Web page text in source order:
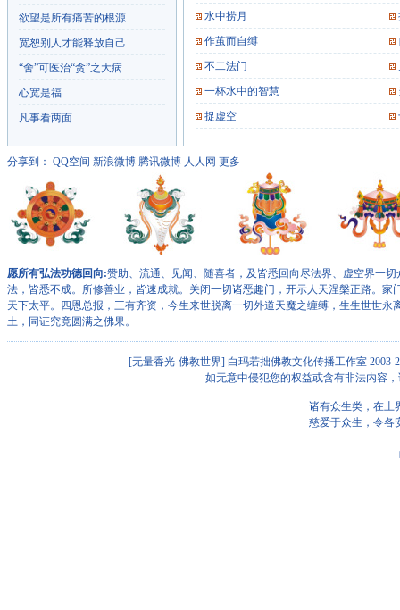
欲望是所有痛苦的根源
宽恕别人才能释放自己
“舍”可医治“贪”之大病
心宽是福
凡事看两面
水中捞月
作茧而自缚
不二法门
一杯水中的智慧
捉虚空
分享到： QQ空间 新浪微博 腾讯微博 人人网 更多
愿所有弘法功德回向:赞助、流通、见闻、随喜者，及皆悉回向尽法界、虚空界一
法，皆悉不成。所修善业，皆速成就。关闭一切诸恶趣门，开示人天涅槃正路。
天下太平。四恩总报，三有齐资，今生来世脱离一切外道天魔之缠缚，生生世世
土，同证究竟圆满之佛果。
[无量香光-佛教世界] 白玛若拙佛教文化传播工作室 2003-
如无意中侵犯您的权益或含有非法内容，
诸有众生类，在土
慈爱于众生，令各